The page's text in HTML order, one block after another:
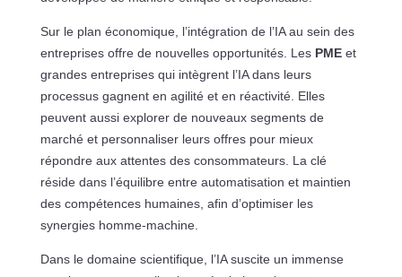
Sur le plan économique, l’intégration de l’IA au sein des
entreprises offre de nouvelles opportunités. Les PMEet
grandes entreprises qui intègrent l’IA dans leurs
processus gagnent en agilité et en réactivité. Elles
peuvent aussi explorer de nouveaux segments de
marché et personnaliser leurs offres pour mieux
répondre aux attentes des consommateurs. La clé
réside dans l’équilibre entre automatisation et maintien
des compétences humaines, afin d’optimiser les
synergies homme-machine.
Dans le domaine scientifique, l’IA suscite un immense